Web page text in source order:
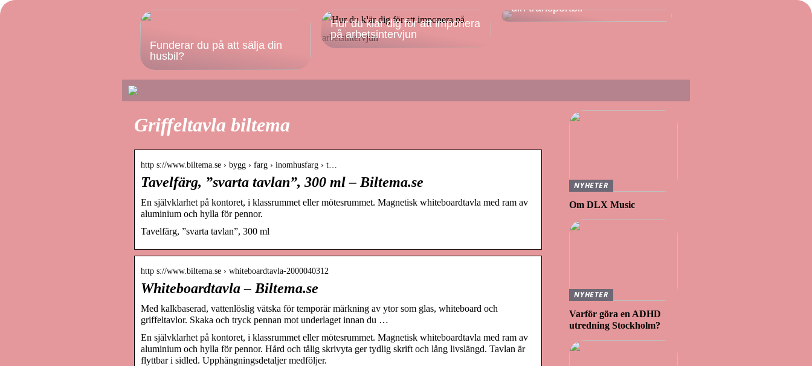
Funderar du på att sälja din
husbil?
Hur du klär dig för att imponera
på arbetsintervjun
din transportbil
Griffeltavla biltema
http s://www.biltema.se › bygg › farg › inomhusfarg › t…
Tavelfärg, ”svarta tavlan”, 300 ml – Biltema.se
En självklarhet på kontoret, i klassrummet eller mötesrummet. Magnetisk whiteboardtavla med ram av
aluminium och hylla för pennor.
Tavelfärg, ”svarta tavlan”, 300 ml
http s://www.biltema.se › whiteboardtavla-2000040312
Whiteboardtavla – Biltema.se
Med kalkbaserad, vattenlöslig vätska för temporär märkning av ytor som glas, whiteboard och
griffeltavlor. Skaka och tryck pennan mot underlaget innan du …
En självklarhet på kontoret, i klassrummet eller mötesrummet. Magnetisk whiteboardtavla med ram av
aluminium och hylla för pennor. Hård och tålig skrivyta ger tydlig skrift och lång livslängd. Tavlan är
flyttbar i sidled. Upphängningsdetaljer medföljer.
NYHETER
Om DLX Music
NYHETER
Varför göra en ADHD
utredning Stockholm?